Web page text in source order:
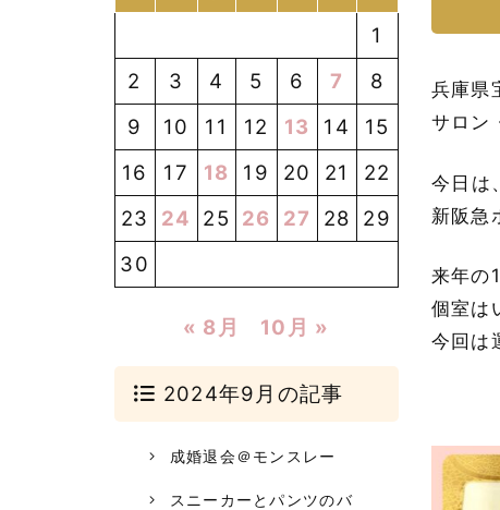
兵庫県
サロン
今日は
新阪急
来年の
個室は
今回は
1
2
3 4 5 6 7
8
9
10 11 12 13 14
15
16
17 18 19 20 21
22
23
24 25 26 27 28
29
30
« 8月 10月 »
2024年9月の記事
成婚退会＠モンスレー
スニーカーとパンツのバ